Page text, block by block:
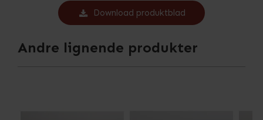
Download produktblad
Andre lignende produkter